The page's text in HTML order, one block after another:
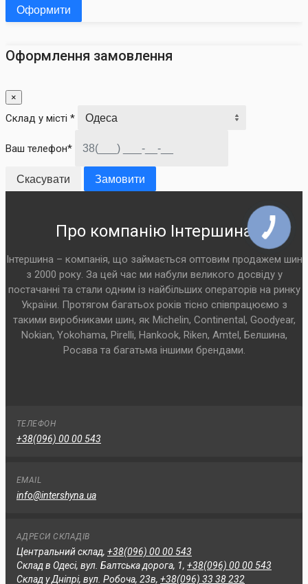
Оформити
Оформлення замовлення
×
Склад у місті *
Ваш телефон*
Скасувати Замовити
Про компанію Інтершина
Інтершина – компанія, що займається оптовим продажем шин
з 2000 року. За цей час ми набули великого досвіду у
постачанні та стали одним із найбільших операторів на ринку
України. Протягом багатьох років тісно співпрацюємо з
такими виробниками шин, як Michelin, Continental, Goodyear,
Nokian, Yokohama, Pirelli, Hankook, Riken, Amtel, Белшина,
Росава та багатьма іншими брендами.
ТЕЛЕФОН
+38(096) 00 00 543
EMAIL
info@intershyna.ua
АДРЕСИ СКЛАДІВ
Центральний склад, +38(096) 00 00 543
Склад в Одесі, вул. Балтська дорога, 1, +38(096) 00 00 543
Склад у Дніпрі, вул. Робоча, 23в, +38(096) 33 38 232